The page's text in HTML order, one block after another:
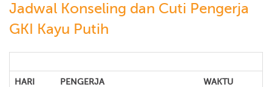
Jadwal Konseling dan Cuti Pengerja
GKI Kayu Putih
HARI PENGERJA WAKTU